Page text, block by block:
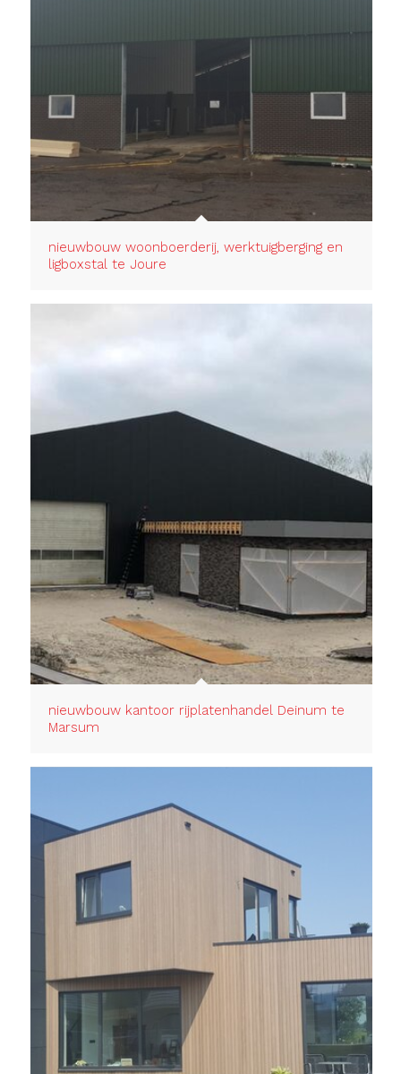
nieuwbouw woonboerderij, werktuigberging en
ligboxstal te Joure
nieuwbouw kantoor rijplatenhandel Deinum te
Marsum